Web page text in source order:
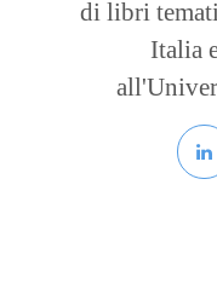
di libri
Italia